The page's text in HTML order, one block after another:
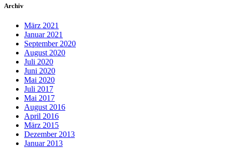
Archiv
März 2021
Januar 2021
September 2020
August 2020
Juli 2020
Juni 2020
Mai 2020
Juli 2017
Mai 2017
August 2016
April 2016
März 2015
Dezember 2013
Januar 2013